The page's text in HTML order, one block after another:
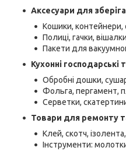
Аксесуари для
Кошики, контейнери,
Полиці, гачки,
Пакети для
Кухонні господарські
Обробні дошки,
Фольга, пергамент,
Серветки,
Товари для ремонту
Клей, скотч,
Інструменти: